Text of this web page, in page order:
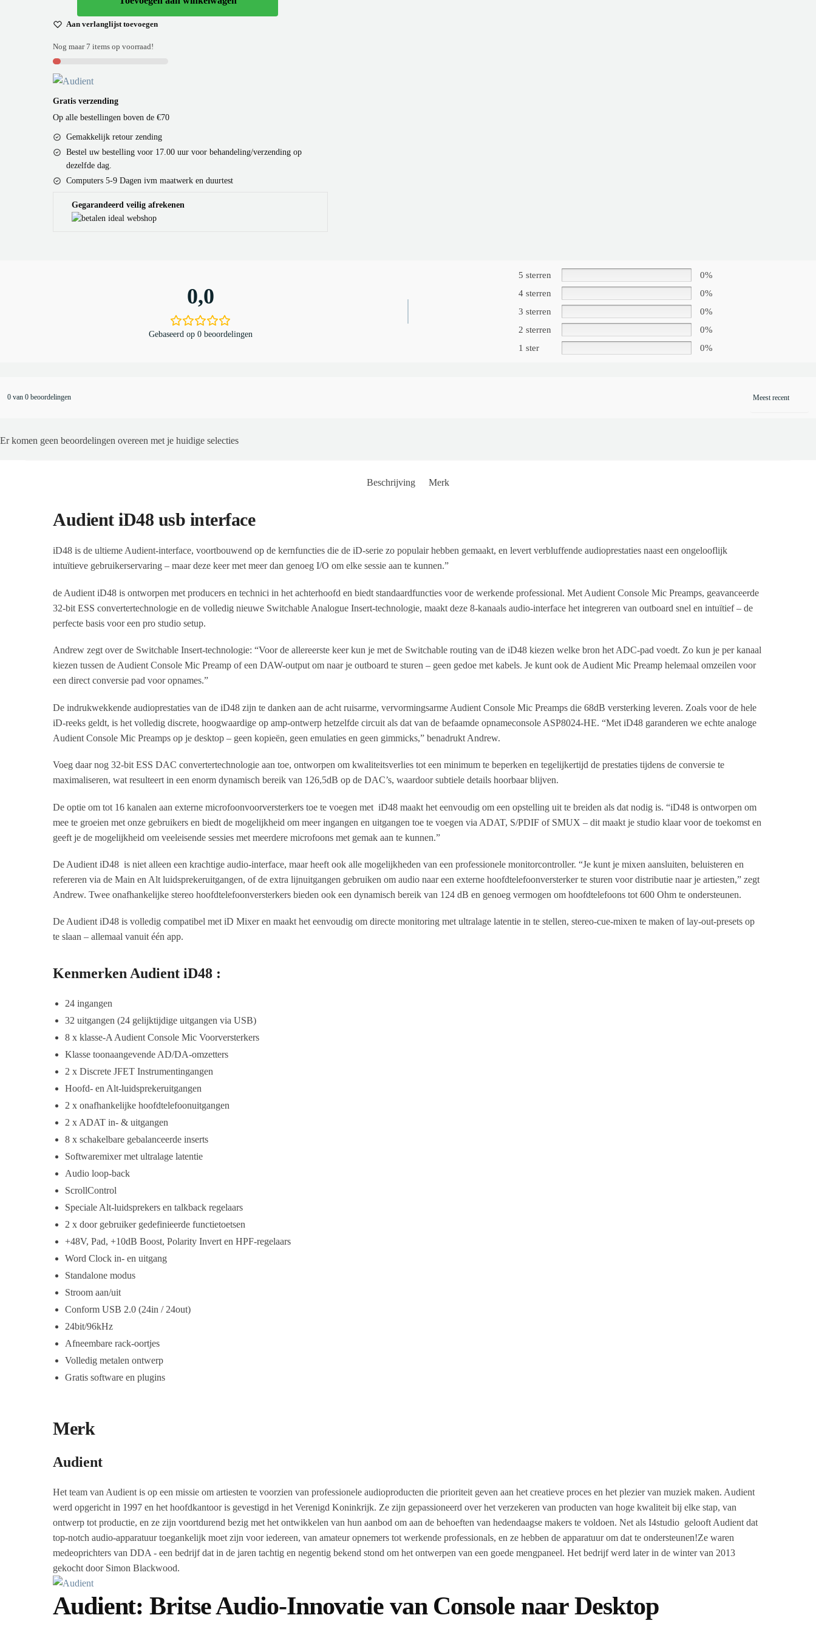
Aan verlanglijst toevoegen
Nog maar 7 items op voorraad!
Gratis verzending
Op alle bestellingen boven de €70
Gemakkelijk retour zending
Bestel uw bestelling voor 17.00 uur voor behandeling/verzending op
dezelfde dag.
Computers 5-9 Dagen ivm maatwerk en duurtest
Gegarandeerd veilig afrekenen
0,0
Gebaseerd op 0 beoordelingen
5 sterren
0%
4 sterren
0%
3 sterren
0%
2 sterren
0%
1 ster
0%
0 van 0 beoordelingen
Er komen geen beoordelingen overeen met je huidige selecties
Beschrijving Merk
Audient iD48 usb interface
iD48 is de ultieme Audient-interface, voortbouwend op de kernfuncties die de iD-serie zo populair hebben gemaakt, en levert verbluffende audioprestaties naast een ongelooflijk
intuïtieve gebruikerservaring – maar deze keer met meer dan genoeg I/O om elke sessie aan te kunnen.”
de Audient iD48 is ontworpen met producers en technici in het achterhoofd en biedt standaardfuncties voor de werkende professional. Met Audient Console Mic Preamps, geavanceerde
32-bit ESS convertertechnologie en de volledig nieuwe Switchable Analogue Insert-technologie, maakt deze 8-kanaals audio-interface het integreren van outboard snel en intuïtief – de
perfecte basis voor een pro studio setup.
Andrew zegt over de Switchable Insert-technologie: “Voor de allereerste keer kun je met de Switchable routing van de iD48 kiezen welke bron het ADC-pad voedt. Zo kun je per kanaal
kiezen tussen de Audient Console Mic Preamp of een DAW-output om naar je outboard te sturen – geen gedoe met kabels. Je kunt ook de Audient Mic Preamp helemaal omzeilen voor
een direct conversie pad voor opnames.”
De indrukwekkende audioprestaties van de iD48 zijn te danken aan de acht ruisarme, vervormingsarme Audient Console Mic Preamps die 68dB versterking leveren. Zoals voor de hele
iD-reeks geldt, is het volledig discrete, hoogwaardige op amp-ontwerp hetzelfde circuit als dat van de befaamde opnameconsole ASP8024-HE. “Met iD48 garanderen we echte analoge
Audient Console Mic Preamps op je desktop – geen kopieën, geen emulaties en geen gimmicks,” benadrukt Andrew.
Voeg daar nog 32-bit ESS DAC convertertechnologie aan toe, ontworpen om kwaliteitsverlies tot een minimum te beperken en tegelijkertijd de prestaties tijdens de conversie te
maximaliseren, wat resulteert in een enorm dynamisch bereik van 126,5dB op de DAC’s, waardoor subtiele details hoorbaar blijven.
De optie om tot 16 kanalen aan externe microfoonvoorversterkers toe te voegen met iD48 maakt het eenvoudig om een opstelling uit te breiden als dat nodig is. “iD48 is ontworpen om
mee te groeien met onze gebruikers en biedt de mogelijkheid om meer ingangen en uitgangen toe te voegen via ADAT, S/PDIF of SMUX – dit maakt je studio klaar voor de toekomst en
geeft je de mogelijkheid om veeleisende sessies met meerdere microfoons met gemak aan te kunnen.”
De Audient iD48 is niet alleen een krachtige audio-interface, maar heeft ook alle mogelijkheden van een professionele monitorcontroller. “Je kunt je mixen aansluiten, beluisteren en
refereren via de Main en Alt luidsprekeruitgangen, of de extra lijnuitgangen gebruiken om audio naar een externe hoofdtelefoonversterker te sturen voor distributie naar je artiesten,” zegt
Andrew. Twee onafhankelijke stereo hoofdtelefoonversterkers bieden ook een dynamisch bereik van 124 dB en genoeg vermogen om hoofdtelefoons tot 600 Ohm te ondersteunen.
De Audient iD48 is volledig compatibel met iD Mixer en maakt het eenvoudig om directe monitoring met ultralage latentie in te stellen, stereo-cue-mixen te maken of lay-out-presets op
te slaan – allemaal vanuit één app.
Kenmerken Audient iD48 :
24 ingangen
32 uitgangen (24 gelijktijdige uitgangen via USB)
8 x klasse-A Audient Console Mic Voorversterkers
Klasse toonaangevende AD/DA-omzetters
2 x Discrete JFET Instrumentingangen
Hoofd- en Alt-luidsprekeruitgangen
2 x onafhankelijke hoofdtelefoonuitgangen
2 x ADAT in- & uitgangen
8 x schakelbare gebalanceerde inserts
Softwaremixer met ultralage latentie
Audio loop-back
ScrollControl
Speciale Alt-luidsprekers en talkback regelaars
2 x door gebruiker gedefinieerde functietoetsen
+48V, Pad, +10dB Boost, Polarity Invert en HPF-regelaars
Word Clock in- en uitgang
Standalone modus
Stroom aan/uit
Conform USB 2.0 (24in / 24out)
24bit/96kHz
Afneembare rack-oortjes
Volledig metalen ontwerp
Gratis software en plugins
Merk
Audient
Het team van Audient is op een missie om artiesten te voorzien van professionele audioproducten die prioriteit geven aan het creatieve proces en het plezier van muziek maken. Audient
werd opgericht in 1997 en het hoofdkantoor is gevestigd in het Verenigd Koninkrijk. Ze zijn gepassioneerd over het verzekeren van producten van hoge kwaliteit bij elke stap, van
ontwerp tot productie, en ze zijn voortdurend bezig met het ontwikkelen van hun aanbod om aan de behoeften van hedendaagse makers te voldoen. Net als I4studio gelooft Audient dat
top-notch audio-apparatuur toegankelijk moet zijn voor iedereen, van amateur opnemers tot werkende professionals, en ze hebben de apparatuur om dat te ondersteunen!Ze waren
medeoprichters van DDA - een bedrijf dat in de jaren tachtig en negentig bekend stond om het ontwerpen van een goede mengpaneel. Het bedrijf werd later in de winter van 2013
gekocht door Simon Blackwood.
Audient: Britse Audio-Innovatie van Console naar Desktop